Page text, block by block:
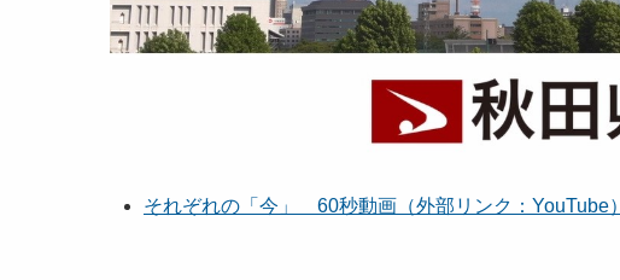
それぞれの「今」 60秒動画（外部リンク：YouTube）